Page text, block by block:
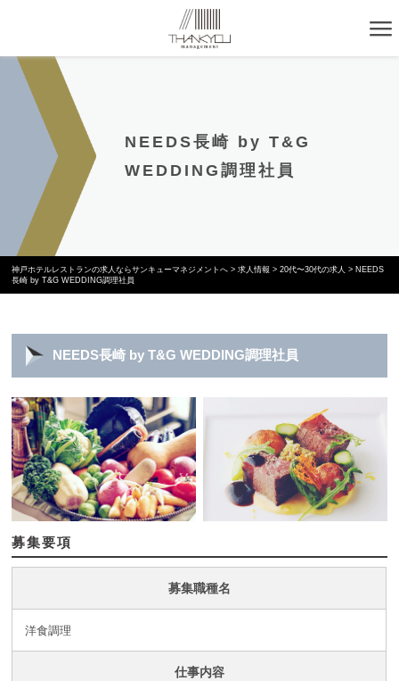
NEEDS長崎 by T&G
WEDDING調理社員
神戸ホテルレストランの求人ならサンキューマネジメントへ >求人情報 >20代〜30代の求人 > NEEDS
長崎 by T&G WEDDING調理社員
NEEDS長崎 by T&G WEDDING調理社員
募集要項
募集職種名
洋食調理
仕事内容